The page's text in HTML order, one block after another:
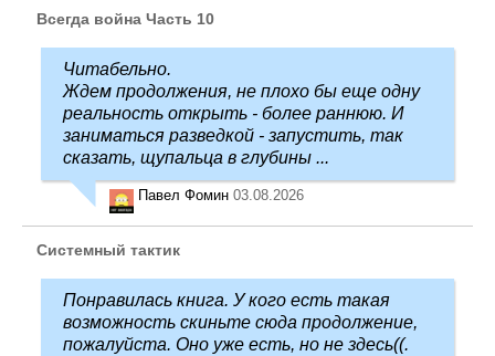
Всегда война Часть 10
Читабельно.
Ждем продолжения, не плохо бы еще одну
реальность открыть - более раннюю. И
заниматься разведкой - запустить, так
сказать, щупальца в глубины ...
Павел Фомин 03.08.2026
Системный тактик
Понравилась книга. У кого есть такая
возможность скиньте сюда продолжение,
пожалуйста. Оно уже есть, но не здесь((.